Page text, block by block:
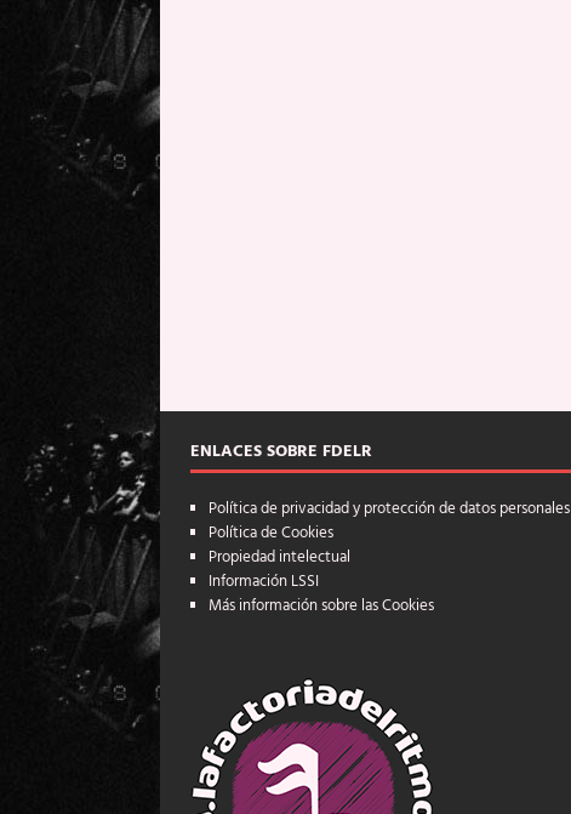
ENLACES SOBRE FDELR
Política de privacidad y protección de datos personales
Política de Cookies
Propiedad intelectual
Información LSSI
Más información sobre las Cookies